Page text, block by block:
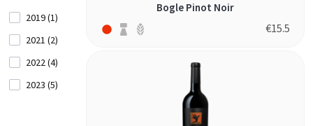
Serbia
(2)
Spagna
2019 (1)
2021 (2)
2022 (4)
2023 (5)
Bogle Pinot Noir
€15.5